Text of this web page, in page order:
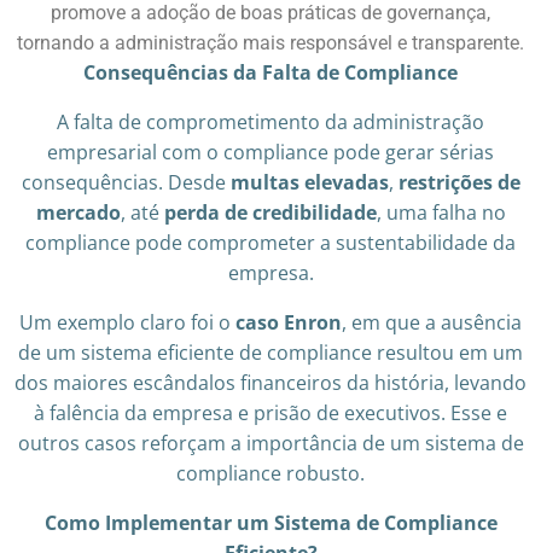
promove a adoção de boas práticas de governança,
tornando a administração mais responsável e transparente.
Consequências da Falta de Compliance
A falta de comprometimento da administração
empresarial com o compliance pode gerar sérias
consequências. Desde multas elevadas, restrições de
mercado, até perda de credibilidade, uma falha no
compliance pode comprometer a sustentabilidade da
empresa.
Um exemplo claro foi o caso Enron, em que a ausência
de um sistema eficiente de compliance resultou em um
dos maiores escândalos financeiros da história, levando
à falência da empresa e prisão de executivos. Esse e
outros casos reforçam a importância de um sistema de
compliance robusto.
Como Implementar um Sistema de Compliance